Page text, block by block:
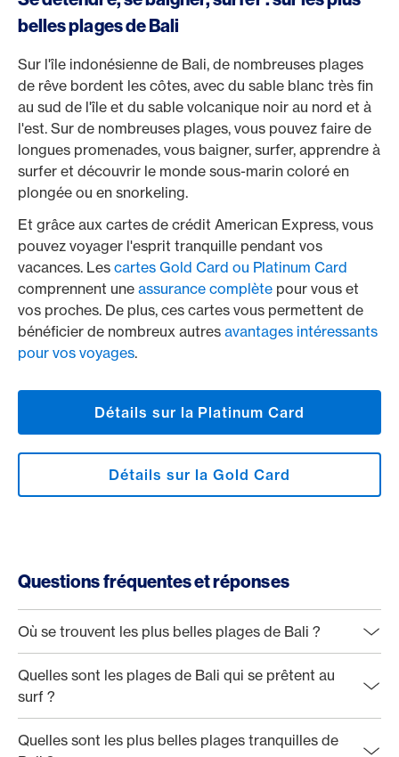
belles plages de Bali
Sur l'île indonésienne de Bali, de nombreuses plages
de rêve bordent les côtes, avec du sable blanc très fin
au sud de l'île et du sable volcanique noir au nord et à
l'est. Sur de nombreuses plages, vous pouvez faire de
longues promenades, vous baigner, surfer, apprendre à
surfer et découvrir le monde sous-marin coloré en
plongée ou en snorkeling.
Et grâce aux cartes de crédit American Express, vous
pouvez voyager l'esprit tranquille pendant vos
vacances. Les cartes Gold Card ou Platinum Card
comprennent une assurance complète pour vous et
vos proches. De plus, ces cartes vous permettent de
bénéficier de nombreux autres avantages intéressants
pour vos voyages.
Détails sur la Platinum Card
Détails sur la Gold Card
Questions fréquentes et réponses
Où se trouvent les plus belles plages de Bali ?
Quelles sont les plages de Bali qui se prêtent au
surf ?
Quelles sont les plus belles plages tranquilles de